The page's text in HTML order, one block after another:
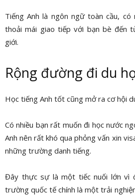
Tiếng Anh là ngôn ngữ toàn cầu,
thoải mái giao tiếp với bạn bè đến
giới.
Rộng đường đi du
Học tiếng Anh tốt cũng mở ra cơ hội
Có nhiều bạn rất muốn đi học nước
Anh nên rất khó qua phỏng vấn xin
những trường danh tiếng.
Đây thực sự là một tiếc nuối lớn vì
trường quốc tế chính là một trải